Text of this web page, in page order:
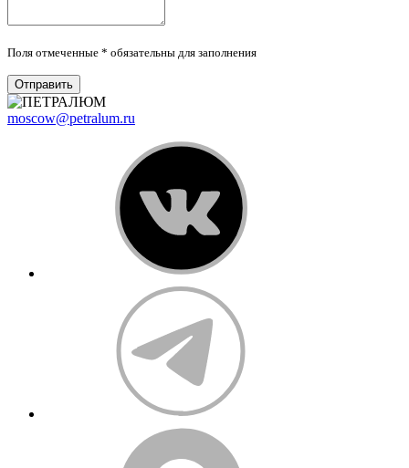
Поля отмеченные * обязательны для заполнения
Отправить
moscow@petralum.ru